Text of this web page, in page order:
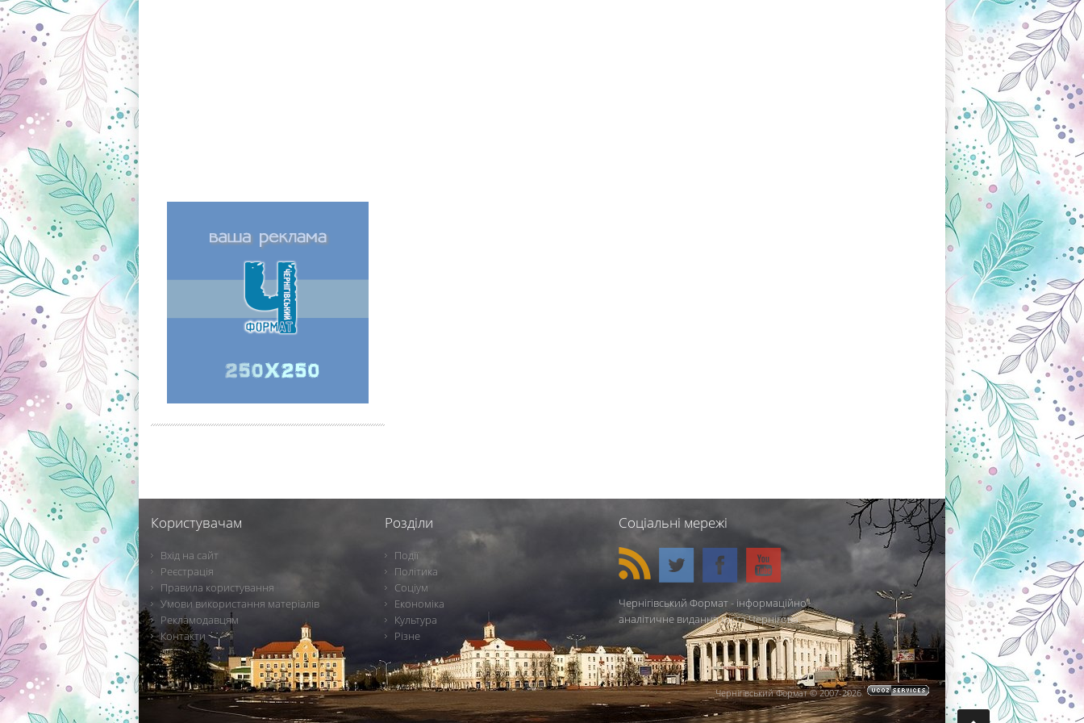
Користувачам
Вхід на сайт
Реєстрація
Правила користування
Умови використання матеріалів
Рекламодавцям
Контакти
Розділи
Події
Політика
Соціум
Економіка
Культура
Різне
Соціальні мережі
Чернігівський Формат - інформаційно-
аналітичне видання міста Чернігова.
Чернігівський Формат © 2007-2026. .